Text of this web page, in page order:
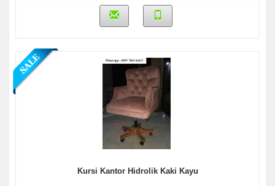
Kursi Kantor Hidrolik Kaki Kayu